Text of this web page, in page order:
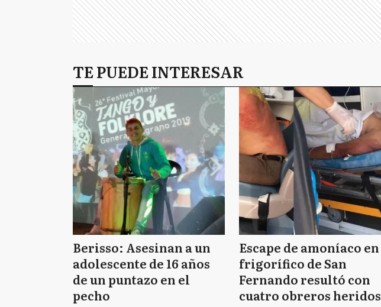
TE PUEDE INTERESAR
Berisso: Asesinan a un
adolescente de 16 años
de un puntazo en el
pecho
Escape de amoníaco en
frigorífico de San
Fernando resultó con
cuatro obreros heridos